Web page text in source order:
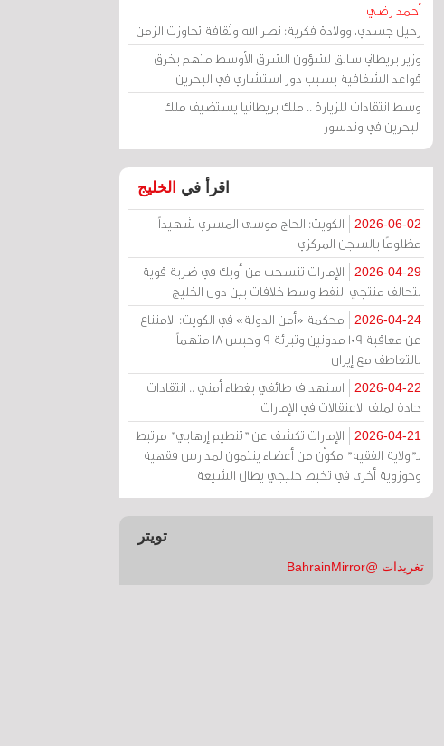
أحمد رضي
رحيل جسدي، وولادة فكرية: نصر الله وثقافة تجاوزت الزمن
وزير بريطاني سابق لشؤون الشرق الأوسط متهم بخرق
قواعد الشفافية بسبب دور استشاري في البحرين
وسط انتقادات للزيارة .. ملك بريطانيا يستضيف ملك
البحرين في وندسور
اقرأ في الخليج
2026-06-02
الكويت: الحاج موسى المسري شهيداً
مظلومًا بالسجن المركزي
2026-04-29
الإمارات تنسحب من أوبك في ضربة قوية
لتحالف منتجي النفط وسط خلافات بين دول الخليج
2026-04-24
محكمة «أمن الدولة» في الكويت: الامتناع
عن معاقبة 109 مدونين وتبرئة 9 وحبس 18 متهماً
بالتعاطف مع إيران
2026-04-22
استهداف طائفي بغطاء أمني .. انتقادات
حادة لملف الاعتقالات في الإمارات
2026-04-21
الإمارات تكشف عن "تنظيم إرهابي" مرتبط
بـ"ولاية الفقيه" مكوّن من أعضاء ينتمون لمدارس فقهية
وحوزوية أخرى في تخبط خليجي يطال الشيعة
تويتر
تغريدات @BahrainMirror